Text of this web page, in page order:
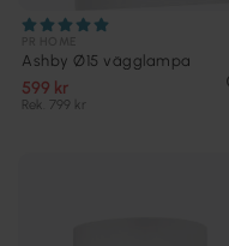
Ashby Ø15 vägglampa
599 kr
Rek. 799 kr